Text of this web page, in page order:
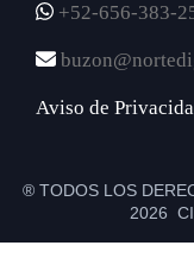
+52-656-383-
Aviso de
® TODOS LOS
2026